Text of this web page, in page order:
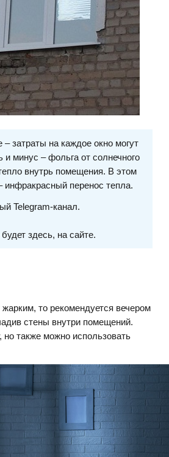
затраты на каждое окно могут
и минус – фольга от солнечного
внутрь помещения. В этом
инфракрасный перенос тепла.
Telegram-канал.
здесь, на сайте.
то рекомендуется вечером
стены внутри помещений.
но также можно использовать